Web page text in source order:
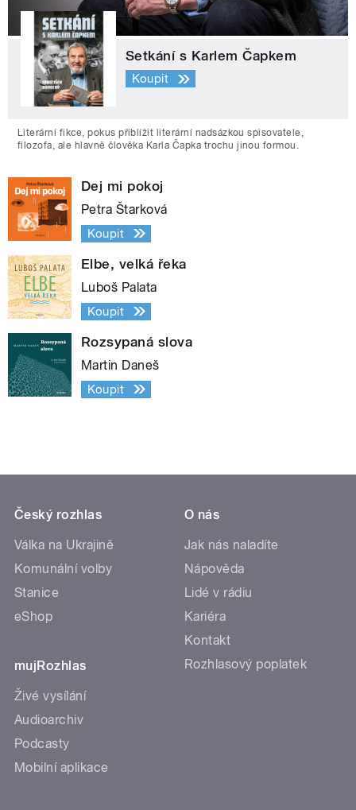
Setkání s Karlem Čapkem
Koupit
Literární fikce, pokus přiblížit literární nadsázkou spisovatele,
filozofa, ale hlavně člověka Karla Čapka trochu jinou formou.
Dej mi pokoj
Petra Štarková
Koupit
Elbe, velká řeka
Luboš Palata
Koupit
Rozsypaná slova
Martin Daneš
Koupit
Český rozhlas
Válka na Ukrajině
Komunální volby
Stanice
eShop
mujRozhlas
Živé vysílání
Audioarchiv
Podcasty
Mobilní aplikace
O nás
Jak nás naladíte
Nápověda
Lidé v rádiu
Kariéra
Kontakt
Rozhlasový poplatek